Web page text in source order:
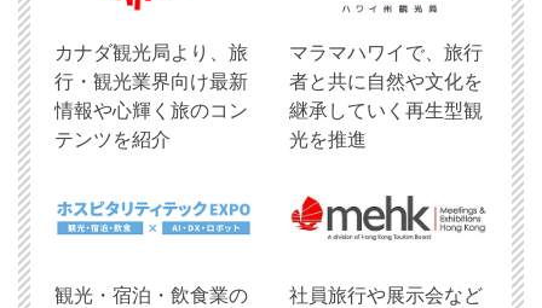
​カナダ観光局より、旅
行・観光業界向け最新
情報や心輝く旅のコン
テンツを紹介
マラマハワイで、旅行
者と共に自然や文化を
継承していく再生型観
光を推進
観光・宿泊・飲食業の
社員旅行や展示会など